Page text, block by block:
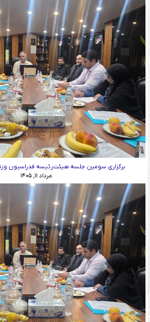
برگزاری سومین جلسه هیئت‌رئیسه فدراسیون
مرداد ۱۱, ۱۴۰۵